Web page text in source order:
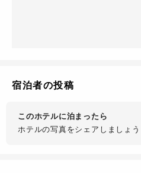
宿泊者の投稿
このホテルに泊まったら
ホテルの写真をシェアしましょう